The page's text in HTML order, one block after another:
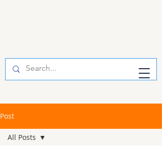
Post
All Posts